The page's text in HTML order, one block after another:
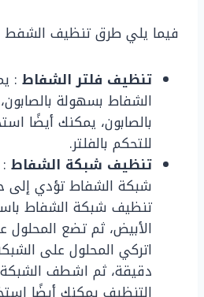
فيما يلي طرق تنظيف الشفط
تنظيف فلتر الشفاط :
الشفاط بسهولة
بالصابون، يمكنك أيضًا
للتحكم بالفلتر.
تنظيف شبكة الشفاط
شبكة الشفاط تؤدي
تنظيف شبكة الشفاط
الأبيض، ثم تضع
دقيقة، ثم اشطف
التنظيف يمكنك أيضًا